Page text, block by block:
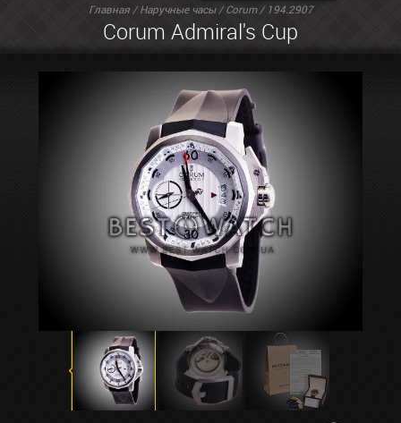
Главная/Наручные часы/Corum/ 194.2907
Corum Admiral's Cup